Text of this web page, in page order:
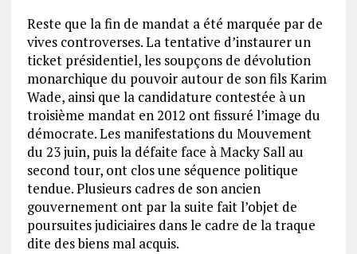
Reste que la fin de mandat a été marquée par de
vives controverses. La tentative d’instaurer un
ticket présidentiel, les soupçons de dévolution
monarchique du pouvoir autour de son fils Karim
Wade, ainsi que la candidature contestée à un
troisième mandat en 2012 ont fissuré l’image du
démocrate. Les manifestations du Mouvement
du 23 juin, puis la défaite face à Macky Sall au
second tour, ont clos une séquence politique
tendue. Plusieurs cadres de son ancien
gouvernement ont par la suite fait l’objet de
poursuites judiciaires dans le cadre de la traque
dite des biens mal acquis.